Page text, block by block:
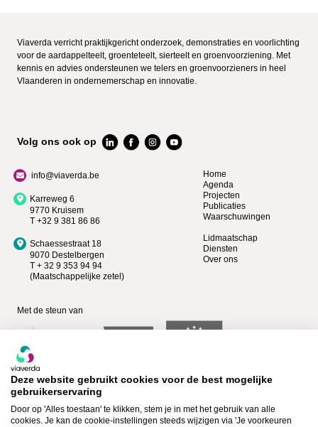
Viaverda verricht praktijkgericht onderzoek, demonstraties en voorlichting
voor de aardappelteelt, groenteteelt, sierteelt en groenvoorziening. Met
kennis en advies ondersteunen we telers en groenvoorzieners in heel
Vlaanderen in ondernemerschap en innovatie.
Volg ons ook op
info@viaverda.be
Karreweg 6
9770 Kruisem
T +32 9 381 86 86
Schaessestraat 18
9070 Destelbergen
T + 32 9 353 94 94
(Maatschappelijke zetel)
Home
Agenda
Projecten
Publicaties
Waarschuwingen
Lidmaatschap
Diensten
Over ons
Met de steun van
Deze website gebruikt cookies voor de best mogelijke
gebruikerservaring
Door op 'Alles toestaan' te klikken, stem je in met het gebruik van alle
cookies. Je kan de cookie-instellingen steeds wijzigen via 'Je voorkeuren